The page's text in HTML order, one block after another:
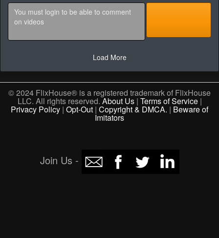
Load More
© 2024 FlixHouse® is a registered trademark of FlixHouse
LLC. All rights reserved.About Us| Terms of Service|
Privacy Policy | Opt-Out | Copyright & DMCA. | Beware of
Imitators
Join Us -